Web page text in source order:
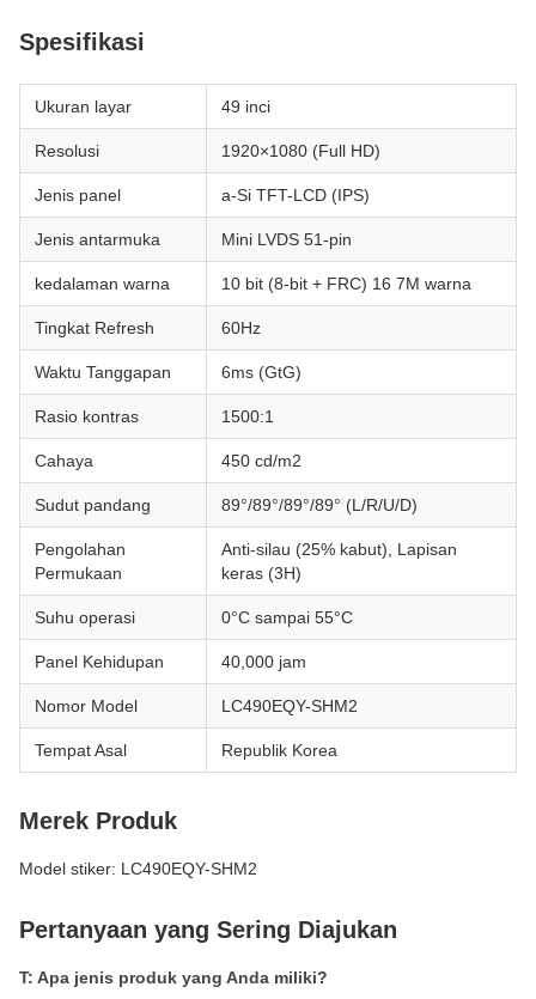
Spesifikasi
Ukuran layar 49 inci
Resolusi 1920×1080 (Full HD)
Jenis panel a-Si TFT-LCD (IPS)
Jenis antarmuka Mini LVDS 51-pin
kedalaman warna 10 bit (8-bit + FRC) 16 7M warna
Tingkat Refresh 60Hz
Waktu Tanggapan 6ms (GtG)
Rasio kontras 1500:1
Cahaya 450 cd/m2
Sudut pandang 89°/89°/89°/89° (L/R/U/D)
Pengolahan
Permukaan
Anti-silau (25% kabut), Lapisan
keras (3H)
Suhu operasi 0°C sampai 55°C
Panel Kehidupan 40,000 jam
Nomor Model LC490EQY-SHM2
Tempat Asal Republik Korea
Merek Produk
Model stiker: LC490EQY-SHM2
Pertanyaan yang Sering Diajukan
T: Apa jenis produk yang Anda miliki?